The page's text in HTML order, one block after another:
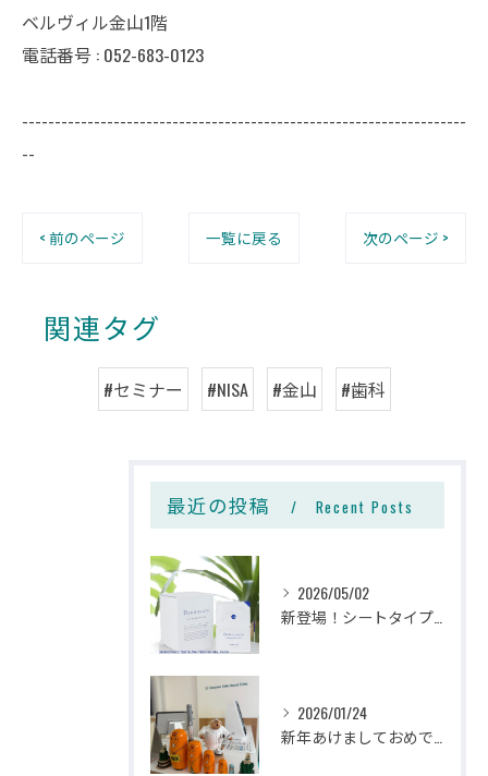
ベルヴィル金山1階
電話番号 : 052-683-0123
--------------------------------------------------------------------
--
< 前のページ 一覧に戻る 次のページ >
関連タグ
#セミナー #NISA #金山 #歯科
最近の投稿 Recent Posts
2026/05/02
新登場！シートタイプのホームホワイトニング🦷✨
2026/01/24
新年あけましておめでとうございます🎍✨